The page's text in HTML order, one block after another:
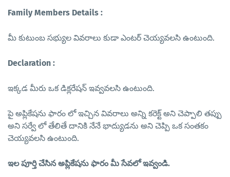
Family Members Details :
మీ కుటుంబ సభ్యుల వివరాలు కుడా ఎంటర్ చెయ్యవలసి ఉంటుంది.
Declaration :
ఇక్కడ మీరు ఒక డిక్లరేషన్ ఇవ్వవలసి ఉంటుంది.
పై అప్లికేషను ఫారం లో ఇచ్చిన వివరాలు అన్ని కరెక్ట్ అని చెప్పాలి తప్పు
అని సర్వే లో తేలితే దానికి నేనే భాద్యుడను అని చెప్పి ఒక సంతకం
చెయ్యవలసి ఉంటుంది.
ఇల పూర్తి చేసిన అప్లికేషను ఫారం మీ సేవలో ఇవ్వండి.